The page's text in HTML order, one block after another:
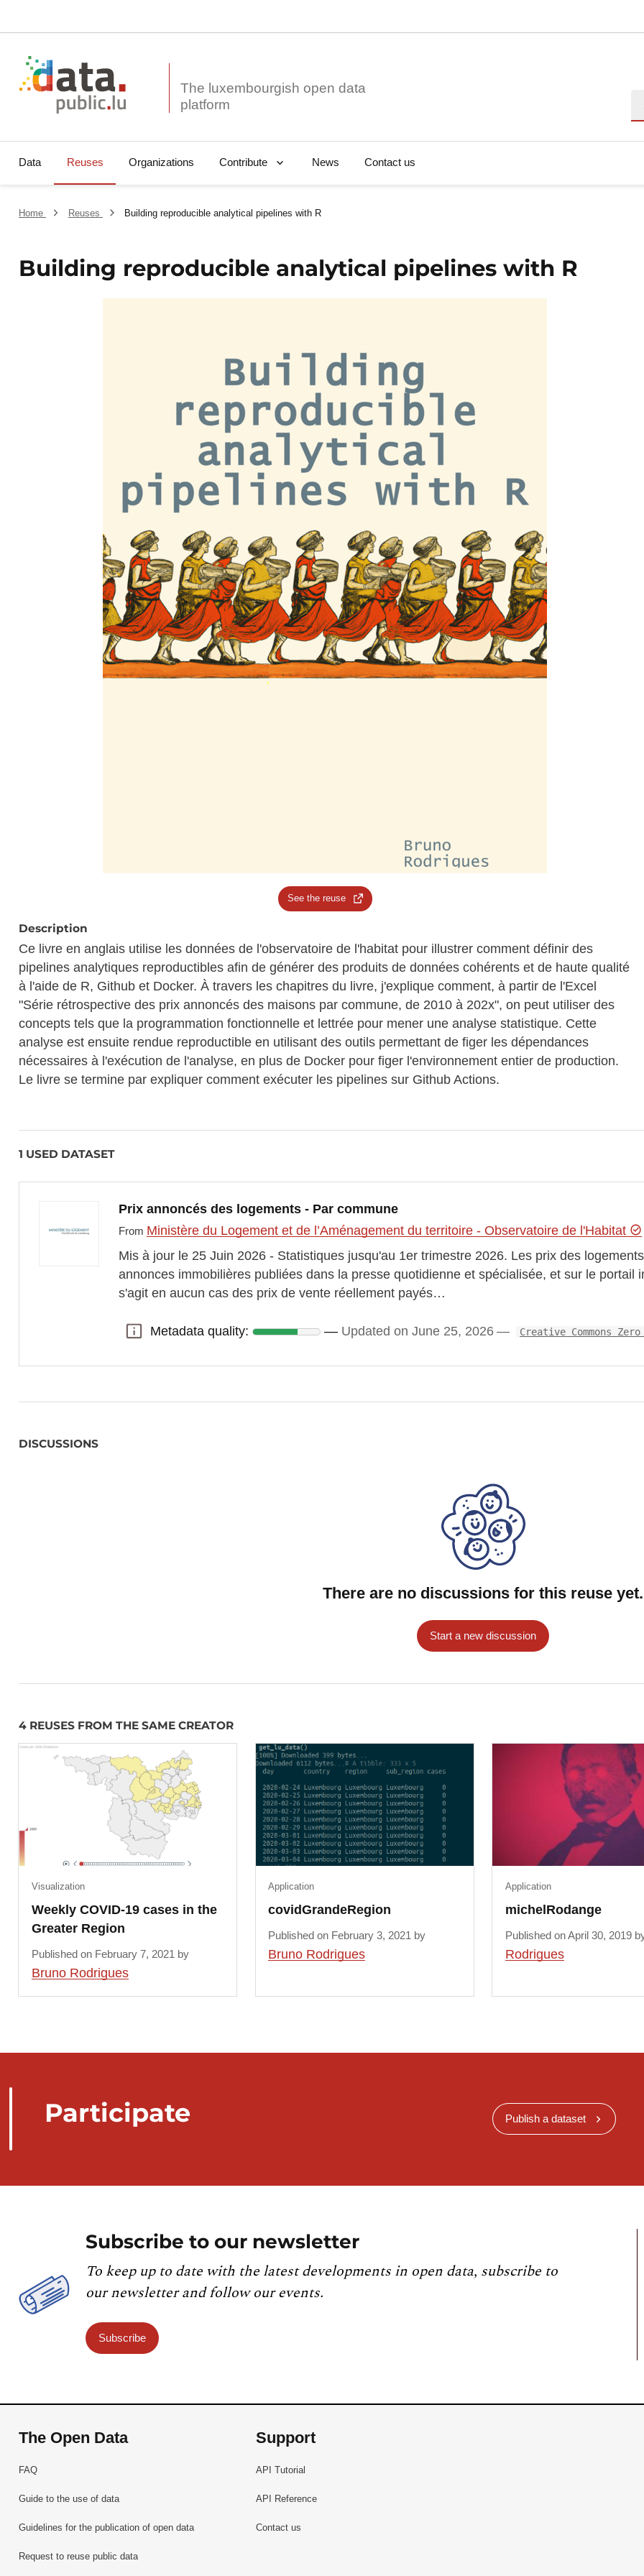
The luxembourgish open data
Data Reuses Organizations Contribute News Contact us
Home Reuses Building reproducible analytical pipelines with R
Building reproducible analytical pipelines with R
See the reuse
Description
Ce livre en anglais utilise les données de l'observatoire de l'habitat pour illustrer comment définir des
pipelines analytiques reproductibles afin de générer des produits de données cohérents et de haute qualité
à l'aide de R, Github et Docker. À travers les chapitres du livre, j'explique comment, à partir de l'Excel
"Série rétrospective des prix annoncés des maisons par commune, de 2010 à 202x", on peut utiliser des
concepts tels que la programmation fonctionnelle et lettrée pour mener une analyse statistique. Cette
analyse est ensuite rendue reproductible en utilisant des outils permettant de figer les dépendances
nécessaires à l'exécution de l'analyse, en plus de Docker pour figer l'environnement entier de production.
Le livre se termine par expliquer comment exécuter les pipelines sur Github Actions.
1 USED DATASET
Prix annoncés des logements - Par commune
From Ministère du Logement et de l’Aménagement du territoire - Observatoire de l'Habitat
Mis à jour le 25 Juin 2026 - Statistiques jusqu'au 1er trimestre 2026. Les prix des
annonces immobilières publiées dans la presse quotidienne et spécialisée, et sur le portail
s'agit en aucun cas des prix de vente réellement payés…
Metadata quality:
Metadata quality: Updated on June 25, 2026 Creative Commons Zero
DISCUSSIONS
There are no discussions for this reuse yet.
Start a new discussion
4 REUSES FROM THE SAME CREATOR
Weekly COVID-19 cases in the
Greater Region
Visualization
Published on February 7, 2021 by
Bruno Rodrigues
covidGrandeRegion
Application
Published on February 3, 2021 by
Bruno Rodrigues
michelRodange
Application
Published on April 30, 2019
Rodrigues
Participate Publish a dataset
Subscribe to our newsletter
To keep up to date with the latest developments in open data, subscribe to
our newsletter and follow our events.
Subscribe
The Open Data
FAQ
Guide to the use of data
Guidelines for the publication of open data
Request to reuse public data
Support
API Tutorial
API Reference
Contact us